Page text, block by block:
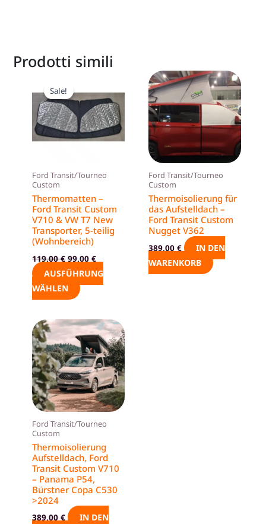
Prodotti simili
Sale!
Sale!
Ford Transit/Tourneo
Custom
Thermomatten –
Ford Transit Custom
V710 & VW T7 New
Transporter, 5-teilig
(Wohnbereich)
119,00€
war:
119,00 €
99,00€
ist:
99,00 €.
AUSFÜHRUNG
WÄHLEN
Produkt
weist
mehrere
Varianten
Optionen
können
auf
der
Produktseite
gewählt
werden
Ford Transit/Tourneo
Custom
Thermoisolierung für
das Aufstelldach –
Ford Transit Custom
Nugget V362
389,00 €
IN DEN
WARENKORB
Ford Transit/Tourneo
Custom
Thermoisolierung
Aufstelldach, Ford
Transit Custom V710
– Panama P54,
Bürstner Copa C530
>2024
389,00€
IN DEN